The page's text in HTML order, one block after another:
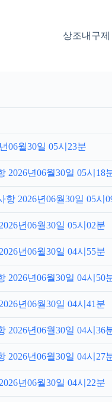
상조내구제
06월30일 05시23분
2026년06월30일 05시18
2026년06월30일 05시
년06월30일 05시02분
년06월30일 04시55분
2026년06월30일 04시50
년06월30일 04시41분
2026년06월30일 04시36
2026년06월30일 04시27
년06월30일 04시22분